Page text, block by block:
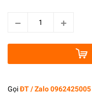
GọiĐT / Zalo 0962425005